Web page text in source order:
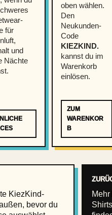
für
und
Nächte
oben wählen.
Den
Neukunden-
Code
KIEZKIND.
kannst du im
Warenkorb
einlösen.
ZUM
WARENKOR
B
KiezKind-
bevor du